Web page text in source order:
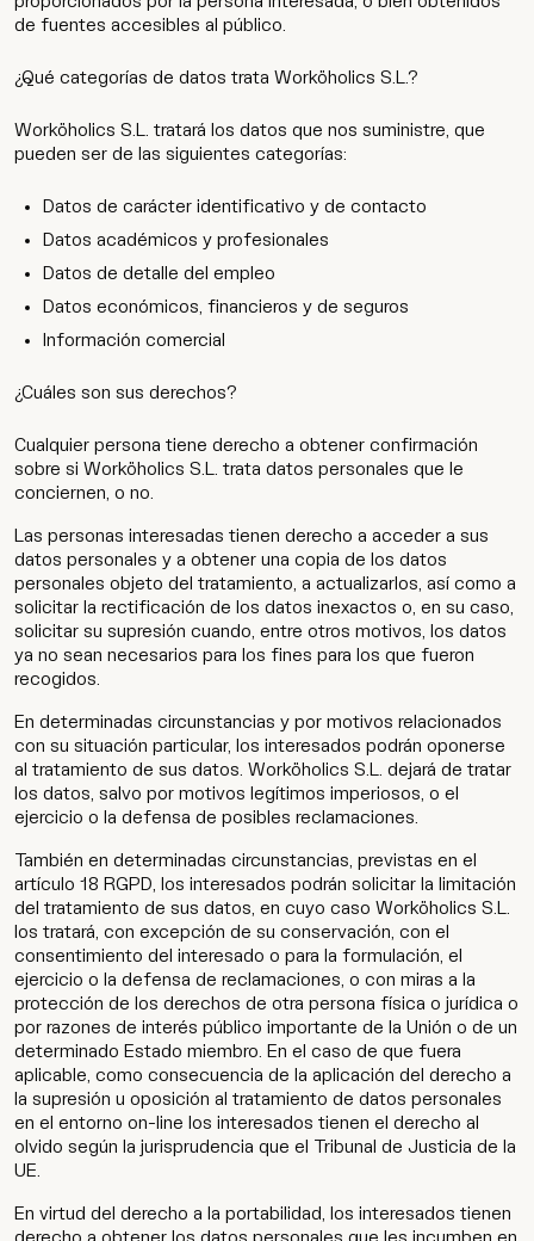
de fuentes accesibles al público.
¿Qué categorías de datos trata Worköholics S.L.?
Worköholics S.L. tratará los datos que nos suministre, que
pueden ser de las siguientes categorías:
Datos de carácter identificativo y de contacto
Datos académicos y profesionales
Datos de detalle del empleo
Datos económicos, financieros y de seguros
Información comercial
¿Cuáles son sus derechos?
Cualquier persona tiene derecho a obtener confirmación
sobre si Worköholics S.L. trata datos personales que le
conciernen, o no.
Las personas interesadas tienen derecho a acceder a sus
datos personales y a obtener una copia de los datos
personales objeto del tratamiento, a actualizarlos, así como a
solicitar la rectificación de los datos inexactos o, en su caso,
solicitar su supresión cuando, entre otros motivos, los datos
ya no sean necesarios para los fines para los que fueron
recogidos.
En determinadas circunstancias y por motivos relacionados
con su situación particular, los interesados podrán oponerse
al tratamiento de sus datos. Worköholics S.L. dejará de tratar
los datos, salvo por motivos legítimos imperiosos, o el
ejercicio o la defensa de posibles reclamaciones.
También en determinadas circunstancias, previstas en el
artículo 18 RGPD, los interesados podrán solicitar la limitación
del tratamiento de sus datos, en cuyo caso Worköholics S.L.
los tratará, con excepción de su conservación, con el
consentimiento del interesado o para la formulación, el
ejercicio o la defensa de reclamaciones, o con miras a la
protección de los derechos de otra persona física o jurídica o
por razones de interés público importante de la Unión o de un
determinado Estado miembro. En el caso de que fuera
aplicable, como consecuencia de la aplicación del derecho a
la supresión u oposición al tratamiento de datos personales
en el entorno on-line los interesados tienen el derecho al
olvido según la jurisprudencia que el Tribunal de Justicia de la
UE.
En virtud del derecho a la portabilidad, los interesados tienen